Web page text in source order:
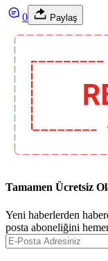
0 Paylaş
Tamamen Ücretsiz
Yeni haberlerden
posta aboneliğini